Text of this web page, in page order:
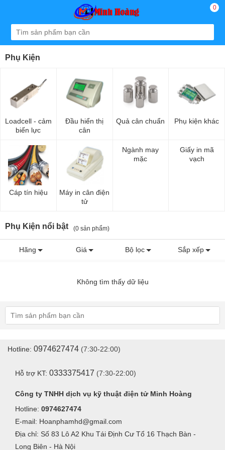
0
Phụ Kiện
Loadcell - cảm
biến lực
Đầu hiển thị
cân
Quả cân chuẩn Phụ kiện khác
Cáp tín hiệu
Máy in cân điện
tử
Ngành may
mặc
Giấy in mã
vạch
Phụ Kiện nổi bật (0 sản phẩm)
Hãng Giá Bộ lọc Sắp xếp
Không tìm thấy dữ liệu
Hotline: 0974627474 (7:30-22:00)
Hỗ trợ KT: 0333375417 (7:30-22:00)
Công ty TNHH dịch vụ kỹ thuật điện tử Minh Hoàng
Hotline: 0974627474
E-mail: Hoanphamhd@gmail.com
Địa chỉ: Số 83 Lô A2 Khu Tái Định Cư Tổ 16 Thạch Bàn -
Long Biên - Hà Nội